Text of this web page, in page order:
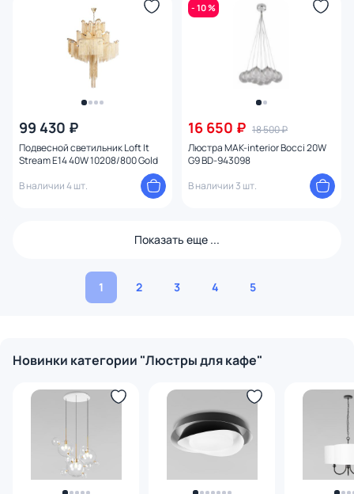
99 430 ₽
Подвесной светильник Loft It
Stream E14 40W 10208/800 Gold
В наличии 4 шт.
- 10 %
16 650 ₽ 18 500 ₽
Люстра MAK-interior Bocci 20W
G9 BD-943098
В наличии 3 шт.
Показать еще ...
1 2 3 4 5
Новинки категории "Люстры для кафе"